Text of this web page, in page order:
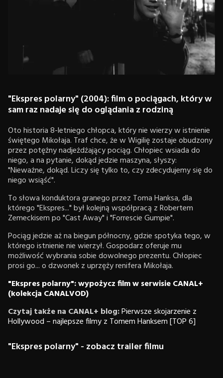
"Ekspres polarny" (2004): film o pociągach, który w
sam raz nadaje się do oglądania z rodziną
Oto historia 8-letniego chłopca, który nie wierzy w istnienie
świętego Mikołaja. Traf chce, że w Wigilię zostaje obudzony
przez potężny nadjeżdżający pociąg. Chłopiec wsiada do
niego, a na pytanie, dokąd jedzie maszyna, słyszy:
"Nieważne, dokąd. Liczy się tylko to, czy zdecydujemy się do
niego wsiąść".
To słowa konduktora granego przez Toma Hanksa, dla
którego "Ekspres..." był kolejną współpracą z Robertem
Zemeckisem po "Cast Away" i "Forrescie Gumpie".
Pociąg jedzie aż na biegun północny, gdzie spotyka tego, w
którego istnienie nie wierzył. Gospodarz oferuje mu
możliwość wybrania sobie dowolnego prezentu. Chłopiec
prosi go... o dzwonek z uprzęży renifera Mikołaja.
"Ekspres polarny": wypożycz film w serwisie CANAL+
(kolekcja CANALVOD)
Czytaj także na CANAL+ blog:Pierwsze skojarzenie z
Hollywood – najlepsze filmy z Tomem Hanksem [TOP 6]
"Ekspres polarny" - zobacz trailer filmu